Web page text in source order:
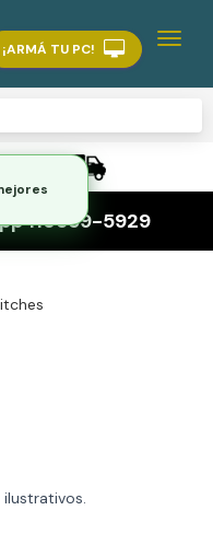
¡ARMÁ TU PC!
PAÍS
116559-5929
ilustrativos.